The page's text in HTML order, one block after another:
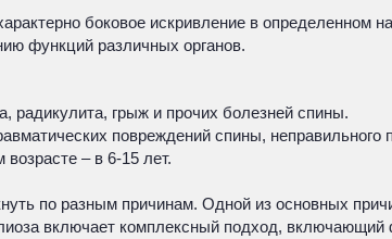
боковое искривление в
функций различных органов.
радикулита, грыж и прочих болезней спины.
повреждений спины,
– в 6-15 лет.
по разным причинам. Одной из основных
включает комплексный подход,